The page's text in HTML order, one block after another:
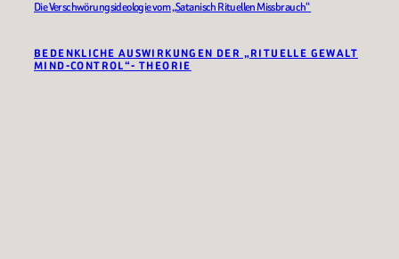
Die Verschwörungsideologie vom „Satanisch Rituellen Missbrauch“
BEDENKLICHE AUSWIRKUNGEN DER „RITUELLE GEWALT
MIND-CONTROL“- THEORIE